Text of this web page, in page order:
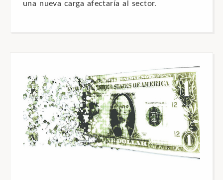
una nueva carga afectaría al sector.